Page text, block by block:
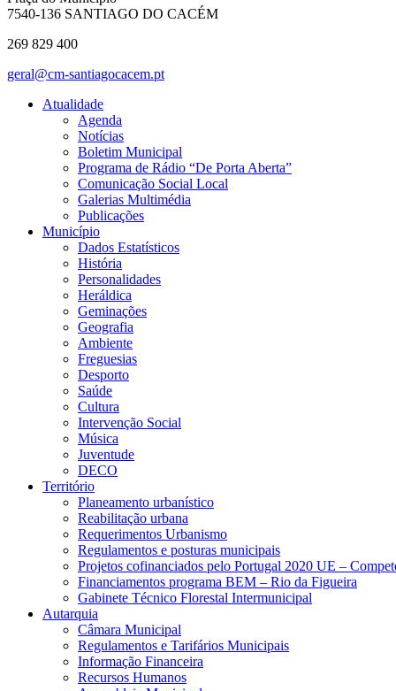
7540-136 SANTIAGO DO CACÉM
269 829 400
geral@cm-santiagocacem.pt
Atualidade
Agenda
Notícias
Boletim Municipal
Programa de Rádio “De Porta Aberta”
Comunicação Social Local
Galerias Multimédia
Publicações
Município
Dados Estatísticos
História
Personalidades
Heráldica
Geminações
Geografia
Ambiente
Freguesias
Desporto
Saúde
Cultura
Intervenção Social
Música
Juventude
DECO
Território
Planeamento urbanístico
Reabilitação urbana
Requerimentos Urbanismo
Regulamentos e posturas municipais
Projetos cofinanciados pelo Portugal 2020 UE –
Financiamentos programa BEM – Rio da Figueira
Gabinete Técnico Florestal Intermunicipal
Autarquia
Câmara Municipal
Regulamentos e Tarifários Municipais
Informação Financeira
Recursos Humanos